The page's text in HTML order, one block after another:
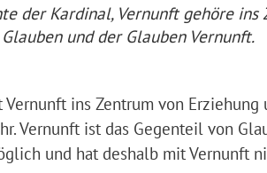
der Kardinal, Vernunft gehöre
und der Glauben Vernunft.
ins Zentrum von
Vernunft ist das Gegenteil von
und hat deshalb mit Vernunft